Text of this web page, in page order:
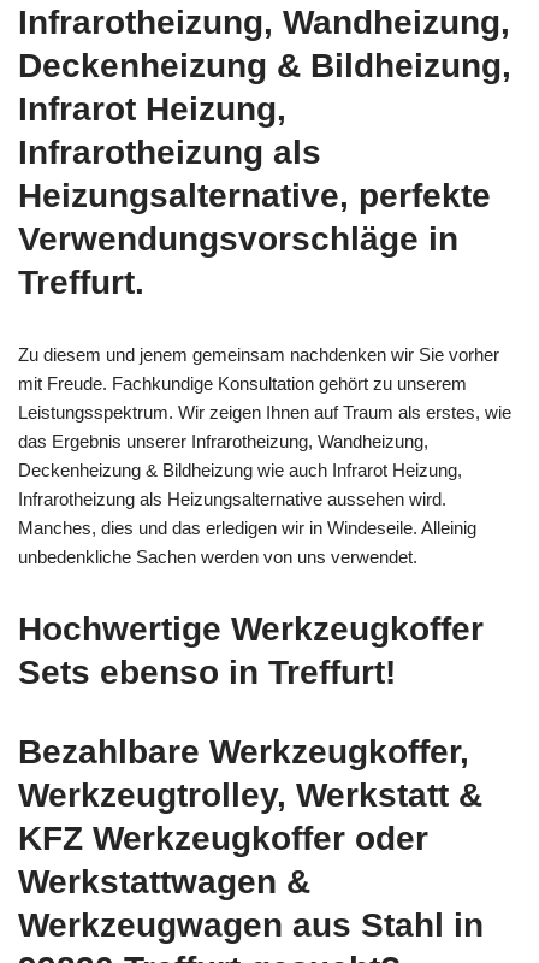
Infrarotheizung, Wandheizung,
Deckenheizung & Bildheizung,
Infrarot Heizung,
Infrarotheizung als
Heizungsalternative, perfekte
Verwendungsvorschläge in
Treffurt.
Zu diesem und jenem gemeinsam nachdenken wir Sie vorher
mit Freude. Fachkundige Konsultation gehört zu unserem
Leistungsspektrum. Wir zeigen Ihnen auf Traum als erstes, wie
das Ergebnis unserer Infrarotheizung, Wandheizung,
Deckenheizung & Bildheizung wie auch Infrarot Heizung,
Infrarotheizung als Heizungsalternative aussehen wird.
Manches, dies und das erledigen wir in Windeseile. Alleinig
unbedenkliche Sachen werden von uns verwendet.
Hochwertige Werkzeugkoffer
Sets ebenso in Treffurt!
Bezahlbare Werkzeugkoffer,
Werkzeugtrolley, Werkstatt &
KFZ Werkzeugkoffer oder
Werkstattwagen &
Werkzeugwagen aus Stahl in